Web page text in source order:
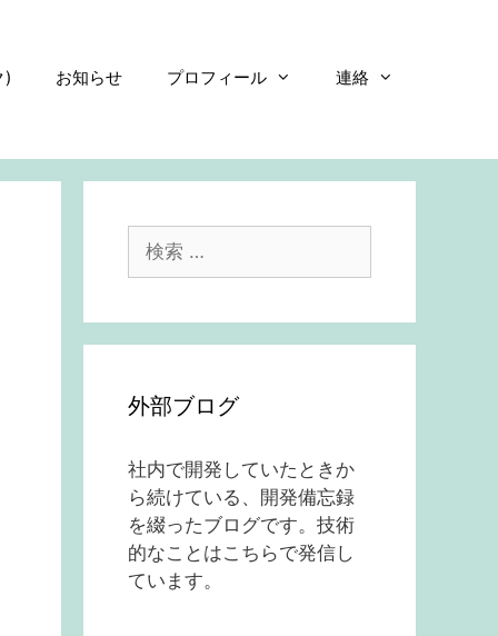
) お知らせ プロフィール 連絡
索:
外部ブログ
社内で開発していたときか
ら続けている、開発備忘録
を綴ったブログです。技術
的なことはこちらで発信し
ています。